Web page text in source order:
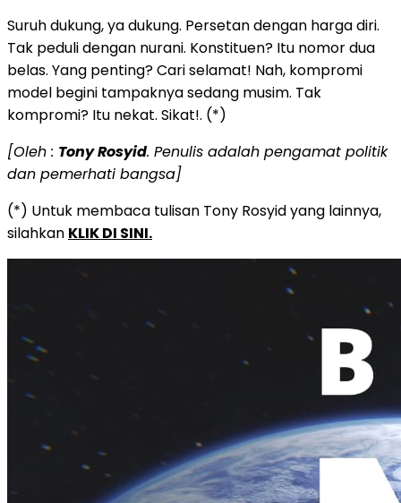
Suruh dukung, ya dukung. Persetan dengan harga diri.
Tak peduli dengan nurani. Konstituen? Itu nomor dua
belas. Yang penting? Cari selamat! Nah, kompromi
model begini tampaknya sedang musim. Tak
kompromi? Itu nekat. Sikat!. (*)
[Oleh : Tony Rosyid. Penulis adalah pengamat politik
dan pemerhati bangsa]
(*) Untuk membaca tulisan Tony Rosyid yang lainnya,
silahkan KLIK DI SINI.